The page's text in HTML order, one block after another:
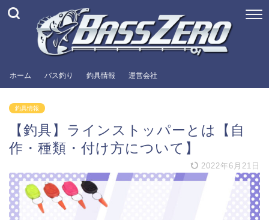
ホーム バス釣り 釣具情報 運営会社
釣具情報
【釣具】ラインストッパーとは【自
作・種類・付け方について】
2022年6月21日